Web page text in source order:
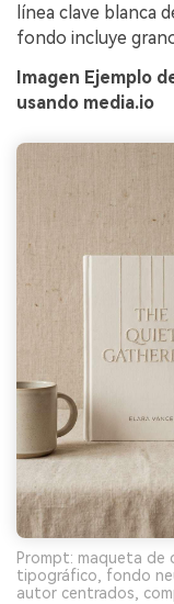
línea clave blanca
fondo incluye
Imagen Ejemplo
usando media.io
Prompt: maqueta de
tipográfico, fondo
autor centrados,